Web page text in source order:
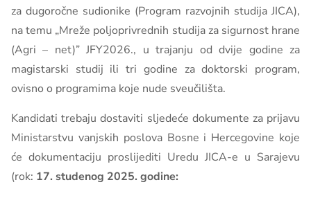
za dugoročne sudionike (Program razvojnih studija JICA),
na temu „Mreže poljoprivrednih studija za sigurnost hrane
(Agri – net)” JFY2026., u trajanju od dvije godine za
magistarski studij ili tri godine za doktorski program,
ovisno o programima koje nude sveučilišta.
Kandidati trebaju dostaviti sljedeće dokumente za prijavu
Ministarstvu vanjskih poslova Bosne i Hercegovine koje
će dokumentaciju proslijediti Uredu JICA-e u Sarajevu
(rok: 17. studenog 2025. godine: